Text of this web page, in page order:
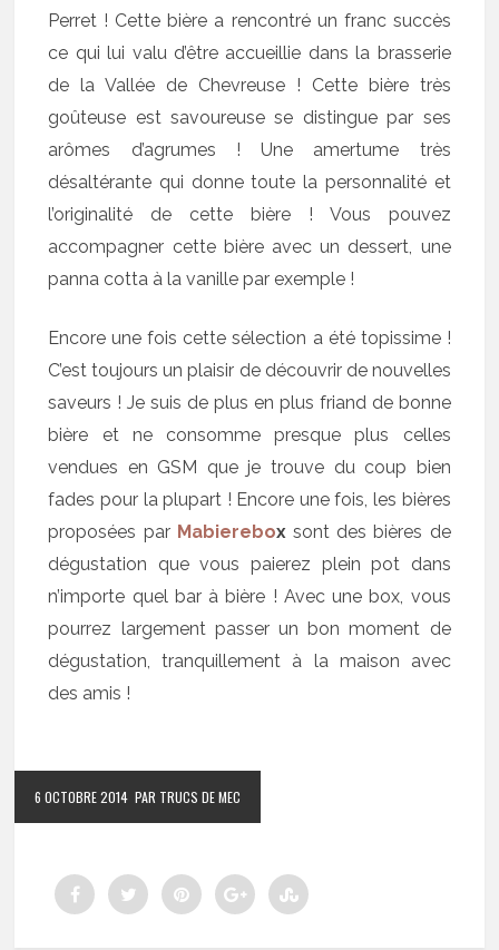
Perret ! Cette bière a rencontré un franc succès
ce qui lui valu d’être accueillie dans la brasserie
de la Vallée de Chevreuse ! Cette bière très
goûteuse est savoureuse se distingue par ses
arômes d’agrumes ! Une amertume très
désaltérante qui donne toute la personnalité et
l’originalité de cette bière ! Vous pouvez
accompagner cette bière avec un dessert, une
panna cotta à la vanille par exemple !
Encore une fois cette sélection a été topissime !
C’est toujours un plaisir de découvrir de nouvelles
saveurs ! Je suis de plus en plus friand de bonne
bière et ne consomme presque plus celles
vendues en GSM que je trouve du coup bien
fades pour la plupart ! Encore une fois, les bières
proposées par Mabiereboxsont des bières de
dégustation que vous paierez plein pot dans
n’importe quel bar à bière ! Avec une box, vous
pourrez largement passer un bon moment de
dégustation, tranquillement à la maison avec
des amis !
6 OCTOBRE 2014 PAR TRUCS DE MEC